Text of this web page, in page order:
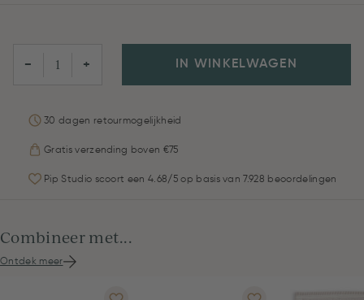
− + IN WINKELWAGEN
30 dagen retourmogelijkheid
Gratis verzending boven €75
Pip Studio scoort een 4.68/5 op basis van 7.928 beoordelingen
Combineer met...
Ontdek meer